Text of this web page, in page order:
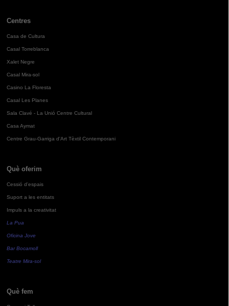
Centres
Casa de Cultura
Casal Torreblanca
Xalet Negre
Casal Mira-sol
Casino La Floresta
Casal Les Planes
Sala Clavé - La Unió Centre Cultural
Casa Aymat
Centre Grau-Garriga d'Art Tèxtil Contemporani
Què oferim
Cessió d'espais
Suport a les entitats
Impuls a la creativitat
La Pua
Oficina Jove
Bar Bocamoll
Teatre Mira-sol
Què fem